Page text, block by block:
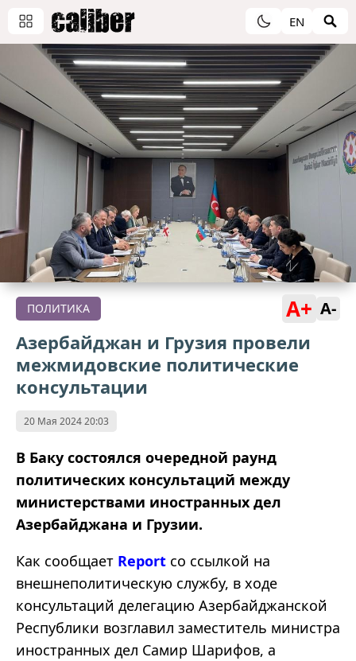
EN
ПОЛИТИКА A+ A-
Азербайджан и Грузия провели
межмидовские политические
консультации
20 Мая 2024 20:03
В Баку состоялся очередной раунд
политических консультаций между
министерствами иностранных дел
Азербайджана и Грузии.
Как сообщает Report со ссылкой на
внешнеполитическую службу, в ходе
консультаций делегацию Азербайджанской
Республики возглавил заместитель министра
иностранных дел Самир Шарифов, а